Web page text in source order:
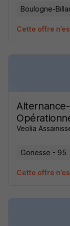
Boulogne-
Cette offre
Veolia
Gonesse - 95
Cette offre